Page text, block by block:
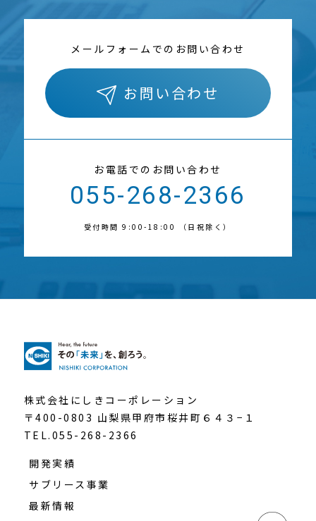
メールフォームでのお問い合わせ
お問い合わせ
お電話でのお問い合わせ
055-268-2366
受付時間 9:00-18:00 （日祝除く）
株式会社にしきコーポレーション
〒400-0803 山梨県甲府市桜井町６４３−１
TEL.055-268-2366
開発実績
サブリース事業
最新情報